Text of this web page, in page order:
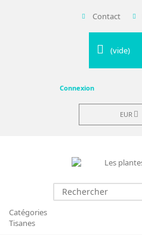
Contact
(vide)
Connexion
EUR
Catégories
Tisanes